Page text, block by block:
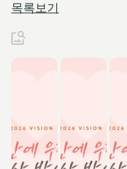
목록보기